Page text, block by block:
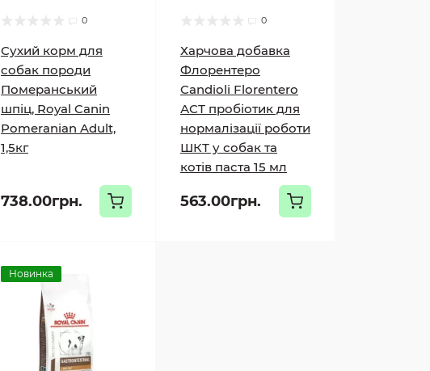
0
Сухий корм для
собак породи
Померанський
шпіц, Royal Canin
Pomeranian Adult,
1,5кг
738.00грн.
0
Харчова добавка
Флорентеро
Candioli Florentero
АСТ пробіотик для
нормалізації роботи
ШКТ у собак та
котів паста 15 мл
563.00грн.
Новинка